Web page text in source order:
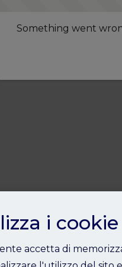
Something went
i cookie
accetta di